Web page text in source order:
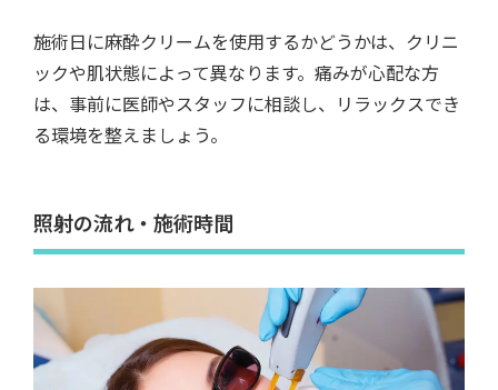
施術日に麻酔クリームを使用するかどうかは、クリニ
ックや肌状態によって異なります。痛みが心配な方
は、事前に医師やスタッフに相談し、リラックスでき
る環境を整えましょう。
照射の流れ・施術時間